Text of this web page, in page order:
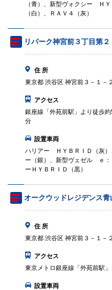
（青）、新型ヴォクシー Ｈ
（白）、ＲＡＶ４（灰）
リパーク神宮前３丁目第２
住 所
東京都 渋谷区 神宮前３－１－
アクセス
銀座線「外苑前駅」より徒歩
分
設置車両
ハリアー ＨＹＢＲＩＤ（灰）
ー（銀）、新型ヴェゼル ｅ：
ーＨＹＢＲＩＤ（黒）
オークウッドレジデンス青
住 所
東京都 渋谷区 神宮前３－１－
アクセス
東京メトロ銀座線「外苑前駅
設置車両